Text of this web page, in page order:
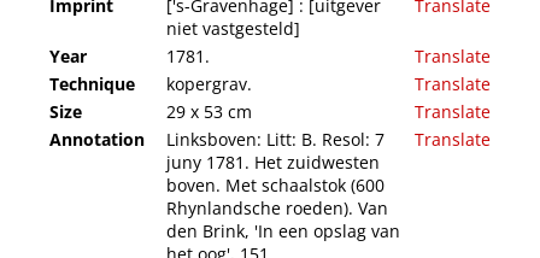
Imprint
['s-Gravenhage] : [uitgever
niet vastgesteld]
Translate
Year 1781.
Translate
Technique
kopergrav.
Translate
Size
29 x 53 cm
Translate
Annotation
Linksboven: Litt: B. Resol: 7
juny 1781. Het zuidwesten
boven. Met schaalstok (600
Rhynlandsche roeden). Van
den Brink, 'In een opslag van
Translate